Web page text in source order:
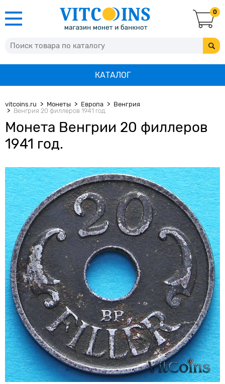
0
КАТАЛОГ
vitcoins.ru Монеты Европа
Венгрия
Венгрия 20 филлеров 1941 год.
Монета Венгрии 20 филлеров
1941 год.